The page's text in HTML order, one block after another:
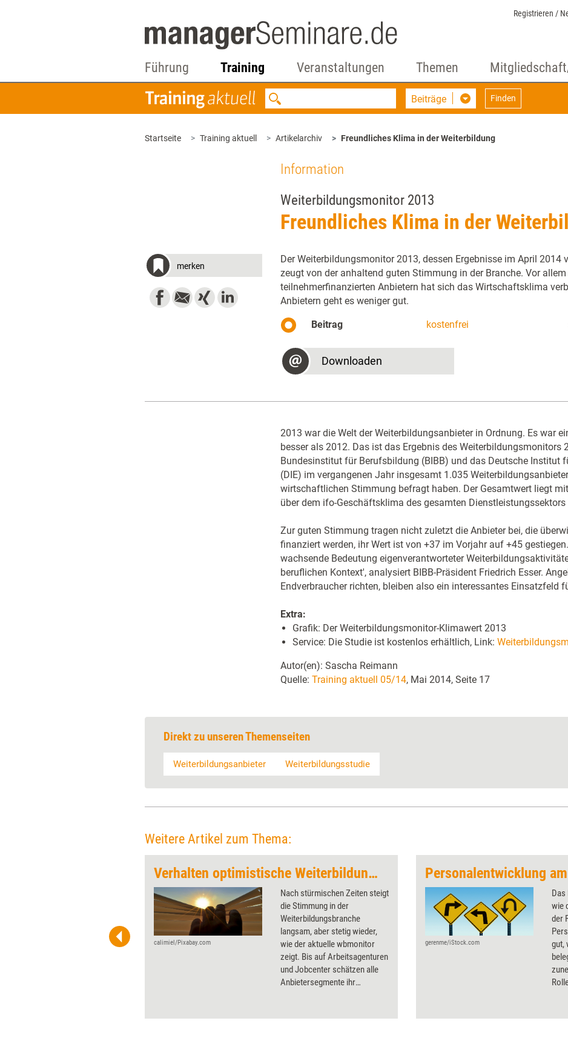
Registrieren /
Führung Training Veranstaltungen Themen
Beiträge Finden
Startseite Training aktuell Artikelarchiv Freundliches Klima in der Weiterbildung
Information
Weiterbildungsmonitor 2013
Freundliches Klima in der
merken
Der Weiterbildungsmonitor 2013, dessen Ergebnisse im April 2014
zeugt von der anhaltend guten Stimmung in der Branche. Vor allem
teilnehmerfinanzierten Anbietern hat sich das Wirtschaftsklima
Anbietern geht es weniger gut.
Beitrag kostenfrei
Downloaden
2013 war die Welt der Weiterbildungsanbieter in Ordnung. Es war
besser als 2012. Das ist das Ergebnis des Weiterbildungsmonitors
Bundesinstitut für Berufsbildung (BIBB) und das Deutsche Institut
(DIE) im vergangenen Jahr insgesamt 1.035
wirtschaftlichen Stimmung befragt haben. Der Gesamtwert liegt
über dem ifo-Geschäftsklima des gesamten Dienstleistungssektors
Zur guten Stimmung tragen nicht zuletzt die Anbieter bei, die
finanziert werden, ihr Wert ist von +37 im Vorjahr auf +45
wachsende Bedeutung eigenverantworteter
beruflichen Kontext', analysiert BIBB-Präsident Friedrich Esser.
Endverbraucher richten, bleiben also ein interessantes Einsatzfeld
Extra:
Grafik: Der Weiterbildungsmonitor-Klimawert 2013
Service: Die Studie ist kostenlos erhältlich, Link:
Autor(en): Sascha Reimann
Quelle: Training aktuell 05/14, Mai 2014, Seite 17
Direkt zu unseren Themenseiten
Weiterbildungsanbieter Weiterbildungsstudie
Weitere Artikel zum Thema:
Verhalten optimistische Weiterbildungsanbieter
calimiel/Pixabay.com
Nach stürmischen Zeiten steigt
die Stimmung in der
Weiterbildungsbranche
langsam, aber stetig wieder,
wie der aktuelle wbmonitor
zeigt. Bis auf Arbeitsagenturen
und Jobcenter schätzen alle
Anbietersegmente ihr
Personalentwicklung
gerenme/iStock.com
Das
wie
der
gut,